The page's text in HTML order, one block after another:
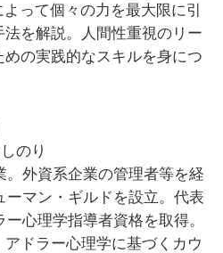
って個々の力を最大限に引
を解説。人間性重視のリー
の実践的なスキルを身につ
のり
。外資系企業の管理者等を経
ーマン・ギルドを設立。代表
心理学指導者資格を取得。
アドラー心理学に基づくカウ